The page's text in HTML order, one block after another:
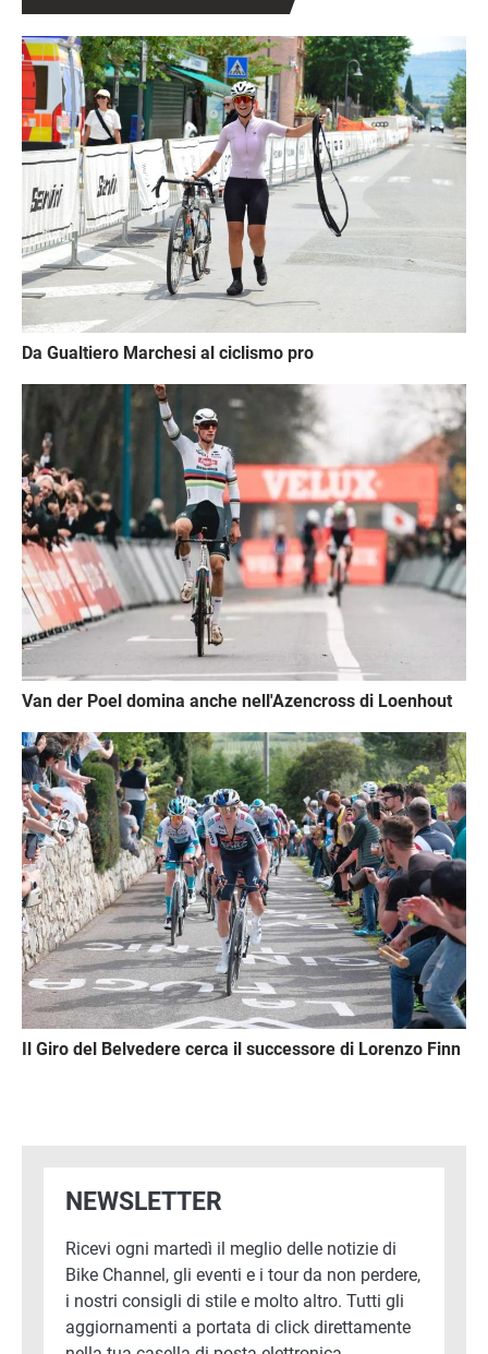
Immagine
Da Gualtiero Marchesi al ciclismo pro
Van der Poel domina anche nell'Azencross di Loenhout
Immagine
Il Giro del Belvedere cerca il successore di Lorenzo Finn
NEWSLETTER
Ricevi ogni martedì il meglio delle notizie di
Bike Channel, gli eventi e i tour da non perdere,
i nostri consigli di stile e molto altro. Tutti gli
aggiornamenti a portata di click direttamente